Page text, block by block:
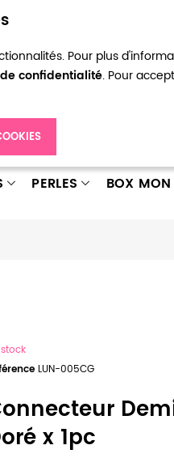
Pour plus
confidentialité. Pour
Connexion
PERLES BOX
LUN-005CG
x 1pc